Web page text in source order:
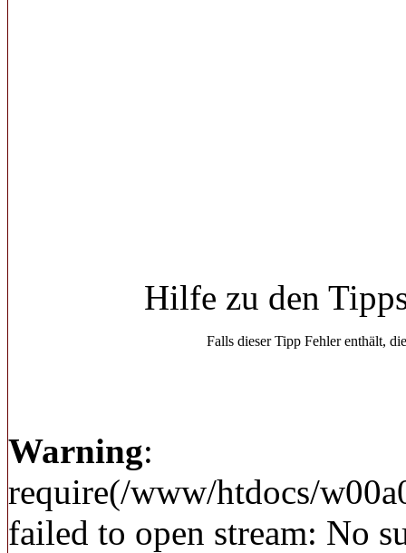
Hilfe zu den
Falls dieser Tipp Fehler enthält,
Warning:
require(/www/htdocs/
failed to open stream: No